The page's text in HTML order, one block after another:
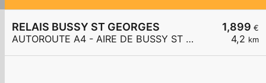
1,899 €
4,2 km
RELAIS BUSSY ST GEORGES
AUTOROUTE A4 - AIRE DE BUSSY ST GEORGES